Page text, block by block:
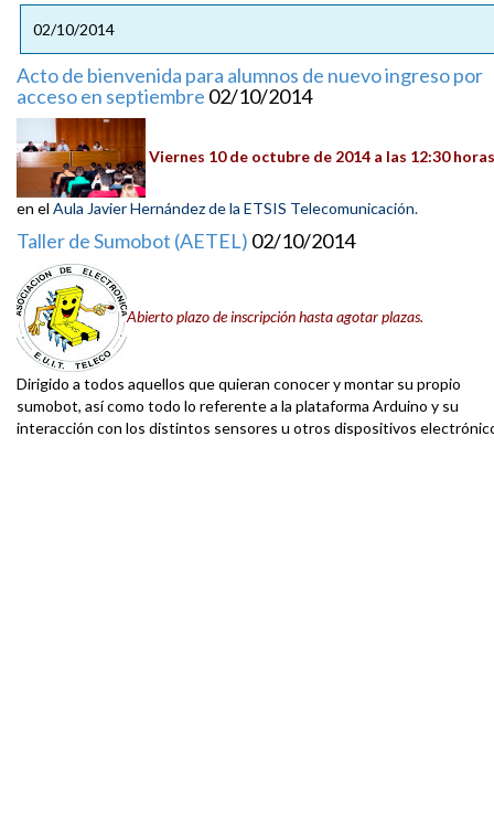
02/10/2014
Acto de bienvenida para alumnos de nuevo ingreso por
acceso en septiembre 02/10/2014
Viernes 10 de octubre de 2014 a las 12:30 horas
en el Aula Javier Hernández de la ETSIS Telecomunicación.
Taller de Sumobot (AETEL) 02/10/2014
Abierto plazo de inscripción hasta agotar plazas.
Dirigido a todos aquellos que quieran conocer y montar su propio
sumobot, así como todo lo referente a la plataforma Arduino y su
interacción con los distintos sensores u otros dispositivos